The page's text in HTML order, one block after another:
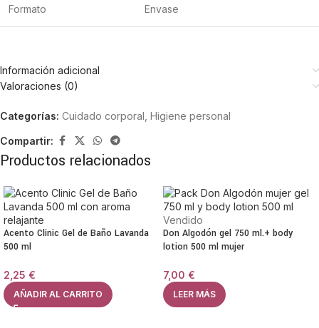
Formato Envase
Información adicional
Valoraciones (0)
Categorías: Cuidado corporal Higiene personal
Compartir:
Productos relacionados
Acento Clinic Gel de Baño Lavanda
500 ml
2,25 €
AÑADIR AL CARRITO
Vendido
Don Algodón gel 750 ml.+ body
lotion 500 ml mujer
7,00 €
LEER MÁS